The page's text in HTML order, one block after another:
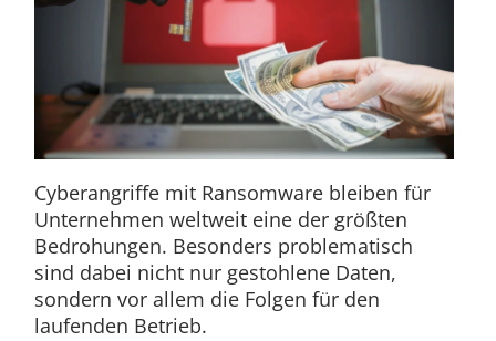
Cyberangriffe mit Ransomware bleiben für
Unternehmen weltweit eine der größten
Bedrohungen. Besonders problematisch
sind dabei nicht nur gestohlene Daten,
sondern vor allem die Folgen für den
laufenden Betrieb.